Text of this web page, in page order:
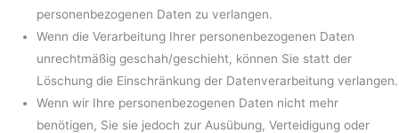
personenbezogenen Daten zu verlangen.
Wenn die Verarbeitung Ihrer personenbezogenen Daten
unrechtmäßig geschah/geschieht, können Sie statt der
Löschung die Einschränkung der Datenverarbeitung verlangen.
Wenn wir Ihre personenbezogenen Daten nicht mehr
benötigen, Sie sie jedoch zur Ausübung, Verteidigung oder